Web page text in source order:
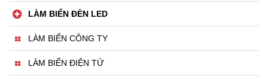
LÀM BIỂN ĐÈN LED
LÀM BIỂN CÔNG TY
LÀM BIỂN ĐIỆN TỬ